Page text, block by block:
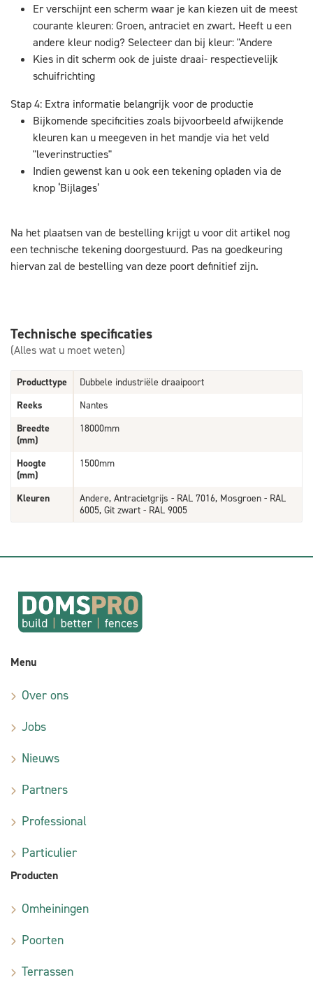
Er verschijnt een scherm waar je kan kiezen uit de meest
courante kleuren: Groen, antraciet en zwart. Heeft u een
andere kleur nodig? Selecteer dan bij kleur: "Andere
Kies in dit scherm ook de juiste draai- respectievelijk
schuifrichting
Stap 4: Extra informatie belangrijk voor de productie
Bijkomende specificities zoals bijvoorbeeld afwijkende
kleuren kan u meegeven in het mandje via het veld
"leverinstructies"
Indien gewenst kan u ook een tekening opladen via de
knop ‘Bijlages’
Na het plaatsen van de bestelling krijgt u voor dit artikel nog
een technische tekening doorgestuurd. Pas na goedkeuring
hiervan zal de bestelling van deze poort definitief zijn.
Technische specificaties
(Alles wat u moet weten)
Producttype
Dubbele industriële draaipoort
Reeks
Nantes
Breedte
(mm)
18000mm
Hoogte
(mm)
1500mm
Kleuren
Andere, Antracietgrijs - RAL 7016, Mosgroen - RAL
6005, Git zwart - RAL 9005
Menu
Over ons
Jobs
Nieuws
Partners
Professional
Particulier
Producten
Omheiningen
Poorten
Terrassen